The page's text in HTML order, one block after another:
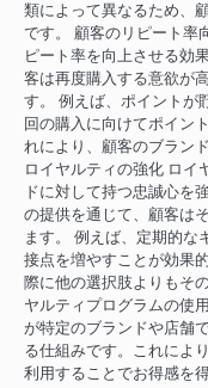
類によって異なるため、
です。 顧客のリピート率
ピート率を向上させる効
客は再度購入する意欲が
す。 例えば、ポイントが
回の購入に向けてポイン
れにより、顧客のブラン
ロイヤルティの強化 ロイ
ドに対して持つ忠誠心を
の提供を通じて、顧客は
ます。 例えば、定期的な
接点を増やすことが効果
際に他の選択肢よりもそ
ヤルティプログラムの使
が特定のブランドや店舗
る仕組みです。これによ
利用することでお得感を